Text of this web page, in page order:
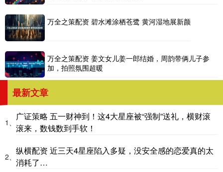
万全之策配资 碧水滩涂栖苍鹭 黄河湿地展新颜
万全之策配资 姜文女儿姜一郎结婚，周韵带俩儿子参
加，拍照氛围超暖
最新文章
1、
广证策略 五一财神到！这4大星座被“强制”送礼，横财滚
滚来，数钱数到手软！
2、
纵横配资 近三天4星座陷入多疑，没安全感的恋爱真的太
消耗了…